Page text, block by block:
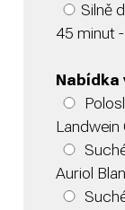
Silně
45 minut
Nabídka
Landwein
Auriol